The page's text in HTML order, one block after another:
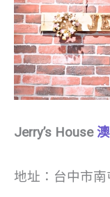
Jerry’s House
地址：台中市